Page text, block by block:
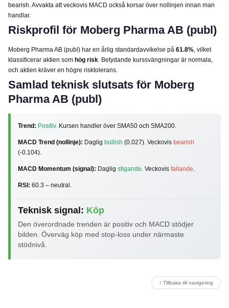
bearish. Avvakta att veckovis MACD också korsar över nollinjen innan man
handlar.
Riskprofil för Moberg Pharma AB (publ)
Moberg Pharma AB (publ) har en årlig standardavvikelse på 61.8%, vilket
klassificerar aktien som hög risk. Betydande kurssvängningar är normala,
och aktien kräver en högre risktolerans.
Samlad teknisk slutsats för Moberg
Pharma AB (publ)
Trend: Positiv. Kursen handler över SMA50 och SMA200.
MACD Trend (nollinje): Daglig bullish (0.027). Veckovis bearish
(-0.104).
MACD Momentum (signal): Daglig stigande. Veckovis fallande.
RSI: 60.3 – neutral.
Teknisk signal: Köp
Den överordnade trenden är positiv och MACD stödjer
bilden. Överväg köp med stop-loss under närmaste
stödnivå.
↑ Tillbaka till navigering